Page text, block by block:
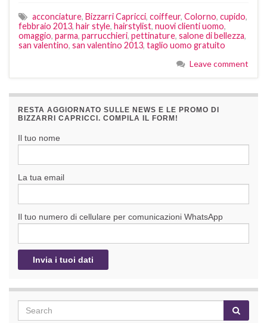
acconciature, Bizzarri Capricci, coiffeur, Colorno, cupido,
febbraio 2013, hair style, hairstylist, nuovi clienti uomo,
omaggio, parma, parrucchieri, pettinature, salone di bellezza,
san valentino, san valentino 2013, taglio uomo gratuito
Leave comment
RESTA AGGIORNATO SULLE NEWS E LE PROMO DI
BIZZARRI CAPRICCI. COMPILA IL FORM!
Il tuo nome
La tua email
Il tuo numero di cellulare per comunicazioni WhatsApp